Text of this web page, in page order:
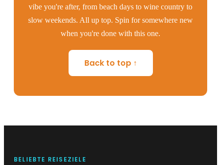
vibe you're after, from beach days to wine country to
slow weekends. All up top. Spin for somewhere new
when you're done with this one.
Back to top ↑
BELIEBTE REISEZIELE